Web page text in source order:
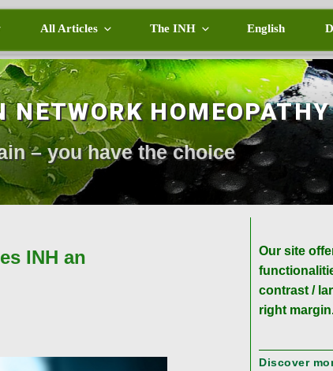
NETWORK HOMEOPATHY
– you have the choice
All Articles The INH English
INH an
Our site
contrast /
right margin.
Discover